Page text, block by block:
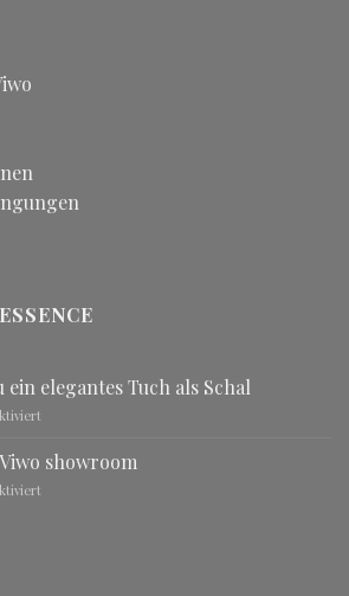
ein elegantes Tuch als Schal
trägst
Du
showroom